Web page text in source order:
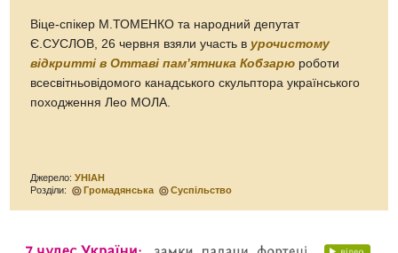
Віце-спікер М.ТОМЕНКО та народний депутат
Є.СУСЛОВ, 26 червня взяли участь в урочистому
відкритті в Оттаві пам’ятника Кобзарю роботи
всесвітньовідомого канадського скульптора українського
походження Лео МОЛА.
Джерело:УНІАН
Розділи:
Громадянська Суспільство